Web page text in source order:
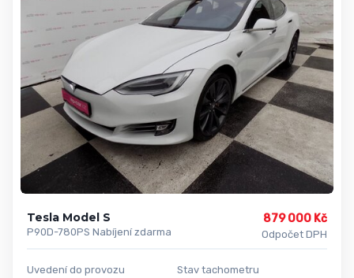
Tesla Model S
P90D-780PS Nabíjení zdarma
879 000 Kč
Odpočet DPH
Uvedení do provozu
Stav tachometru